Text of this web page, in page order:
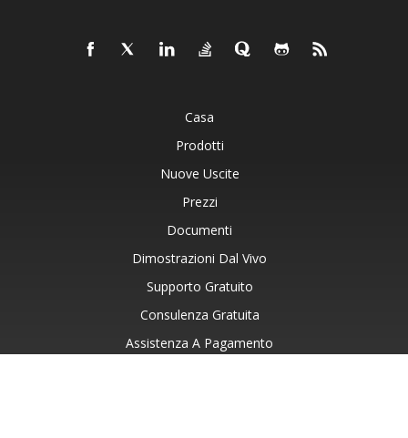
Casa
Prodotti
Nuove Uscite
Prezzi
Documenti
Dimostrazioni Dal Vivo
Supporto Gratuito
Consulenza Gratuita
Assistenza A Pagamento